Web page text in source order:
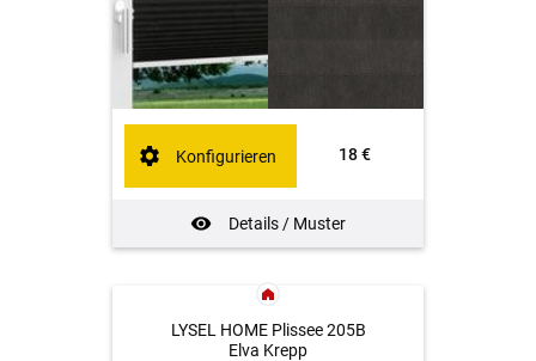
18 €
Details / Muster
Konfigurieren
LYSEL HOME Plissee 205B
Elva Krepp